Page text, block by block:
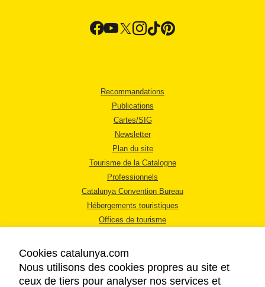
Recommandations
Publications
Cartes/SIG
Newsletter
Plan du site
Tourisme de la Catalogne
Professionnels
Catalunya Convention Bureau
Hébergements touristiques
Offices de tourisme
Cookies catalunya.com
Nous utilisons des cookies propres au site et
ceux de tiers pour analyser nos services et